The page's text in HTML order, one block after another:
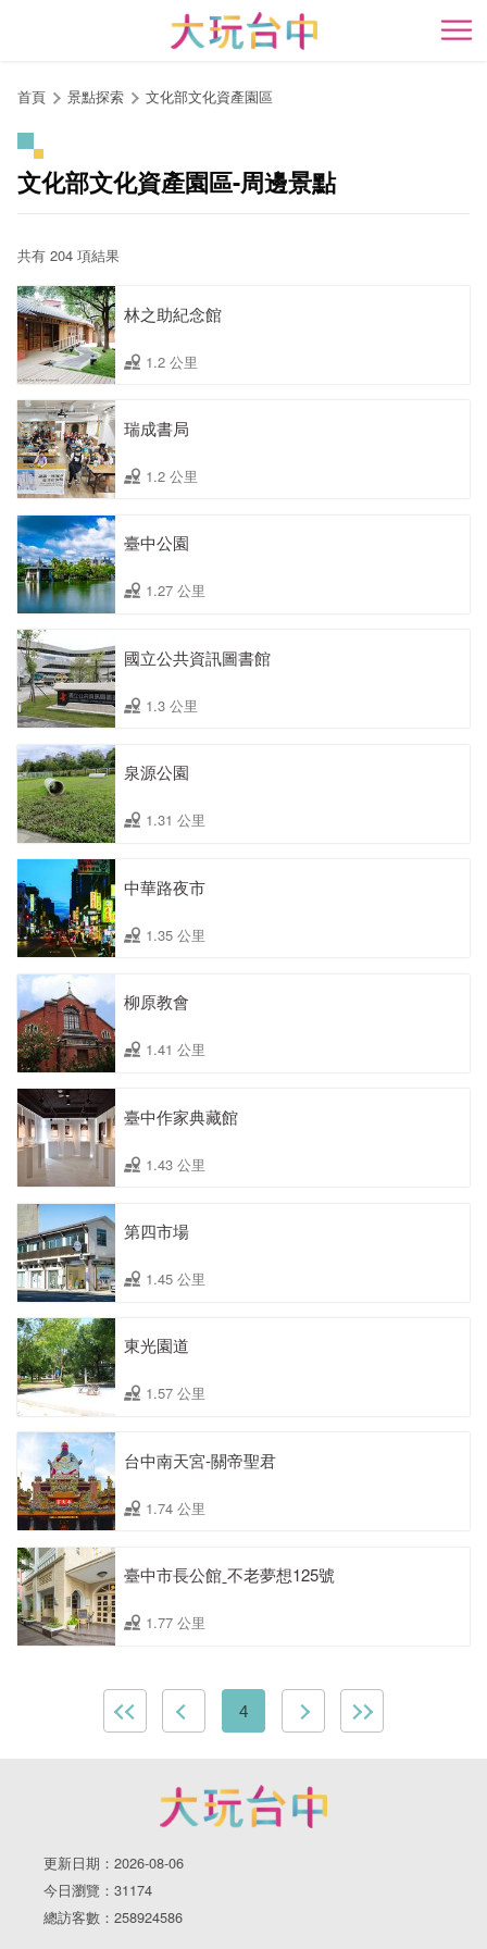
開
首頁 景點探索 文化部文化資產園區
文化部文化資產園區-周邊景點
共有 204 項結果
林之助紀念館
1.2 公里
瑞成書局
1.2 公里
臺中公園
1.27 公里
國立公共資訊圖書館
1.3 公里
泉源公園
1.31 公里
中華路夜市
1.35 公里
柳原教會
1.41 公里
臺中作家典藏館
1.43 公里
第四市場
1.45 公里
東光園道
1.57 公里
台中南天宮-關帝聖君
1.74 公里
臺中市長公館ˍ不老夢想125號
1.77 公里
4
更新日期：2026-08-06
今日瀏覽：31174
總訪客數：258924586